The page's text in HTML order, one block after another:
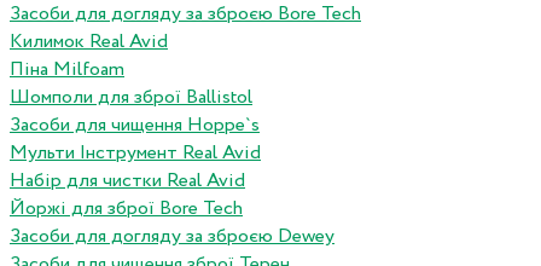
Засоби для догляду за зброєю Bore Tech
Килимок Real Avid
Піна Milfoam
Шомполи для зброї Ballistol
Засоби для чищення Hoppe`s
Мульти Інструмент Real Avid
Набір для чистки Real Avid
Йоржі для зброї Bore Tech
Засоби для догляду за зброєю Dewey